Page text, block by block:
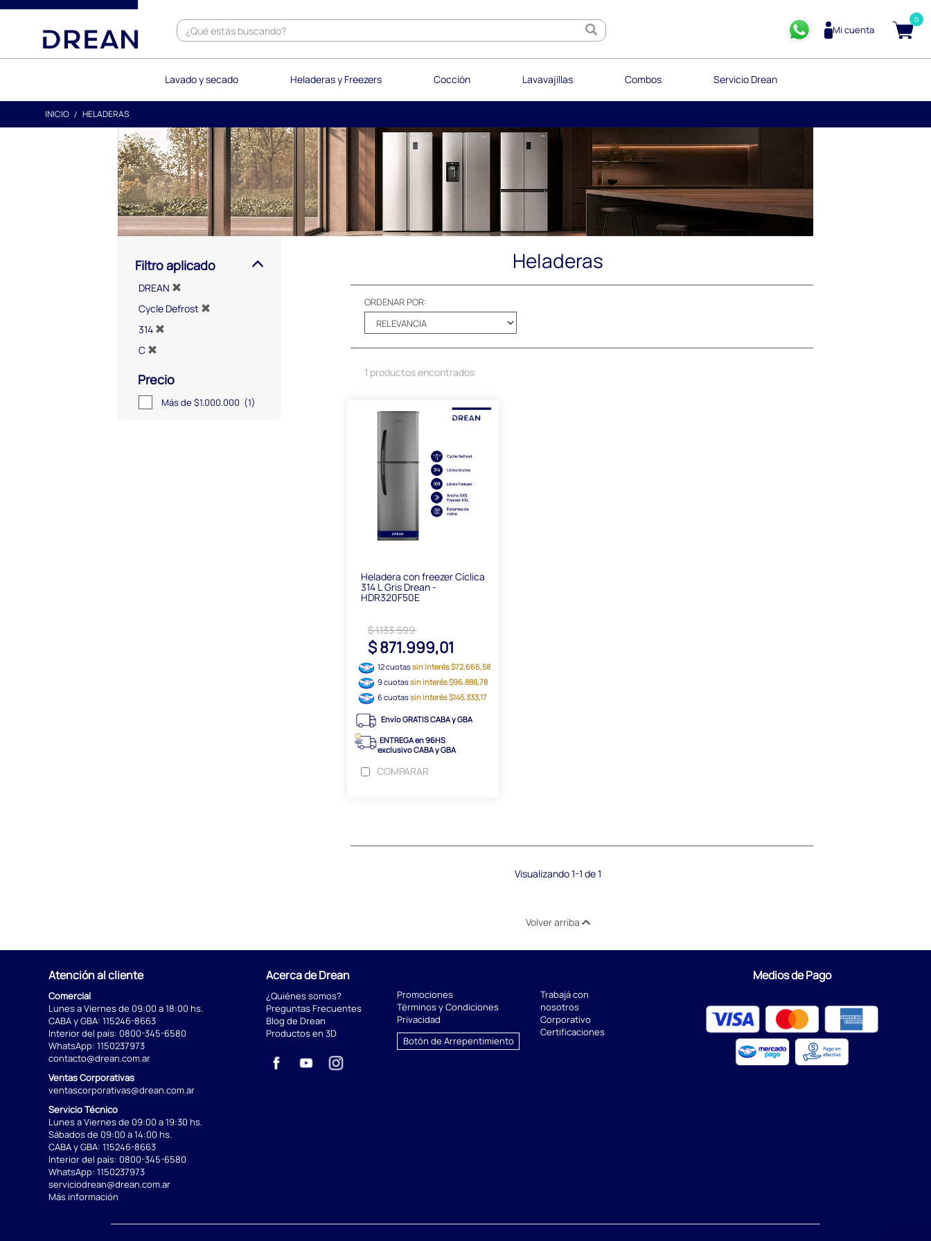
text.skipToContent
text.skipToNavigation
Mi cuenta
0
Lavado y secado Heladeras y Freezers Cocción Lavavajillas Combos Servicio Drean
INICIO HELADERAS
Filtro aplicado
DREAN
Cycle Defrost
314
C
Precio
Más de $1.000.000 (1)
Heladeras
ORDENAR POR:
1 productos encontrados
Heladera con freezer Cíclica
314 L Gris Drean -
HDR320F50E
$ 1.133.599
$ 871.999,01
12 cuotassin interés $72.666,58
9 cuotassin interés $96.888,78
6 cuotassin interés $145.333,17
Envío GRATIS CABA y GBA
ENTREGA en 96HS
exclusivo CABA y GBA
COMPARAR
Visualizando 1-1 de 1
Volver arriba
Atención al cliente
Comercial
Lunes a Viernes de 09:00 a 18:00 hs.
CABA y GBA: 115246-8663
Interior del país: 0800-345-6580
WhatsApp: 1150237973
contacto@drean.com.ar
Ventas Corporativas
ventascorporativas@drean.com.ar
Servicio Técnico
Lunes a Viernes de 09:00 a 19:30 hs.
Sábados de 09:00 a 14:00 hs.
CABA y GBA: 115246-8663
Interior del país: 0800-345-6580
WhatsApp: 1150237973
serviciodrean@drean.com.ar
Más información
Acerca de Drean
¿Quiénes somos?
Preguntas Frecuentes
Blog de Drean
Productos en 3D
Promociones
Términos y Condiciones
Privacidad
Botón de Arrepentimiento
Trabajá con
nosotros
Corporativo
Certificaciones
Medios de Pago